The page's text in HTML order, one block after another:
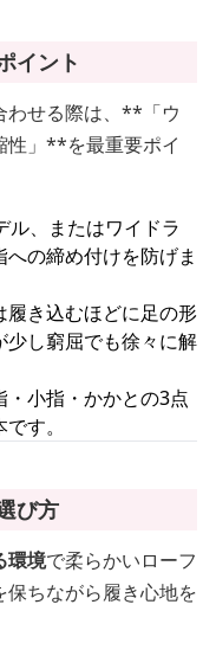
イント
わせる際は、**「ウ
性」**を最重要ポイ
ル、またはワイドラ
の締め付けを防げま
き込むほどに足の形
し窮屈でも徐々に解
小指・かかとの3点
す。
び方
環境で柔らかいローフ
保ちながら履き心地を